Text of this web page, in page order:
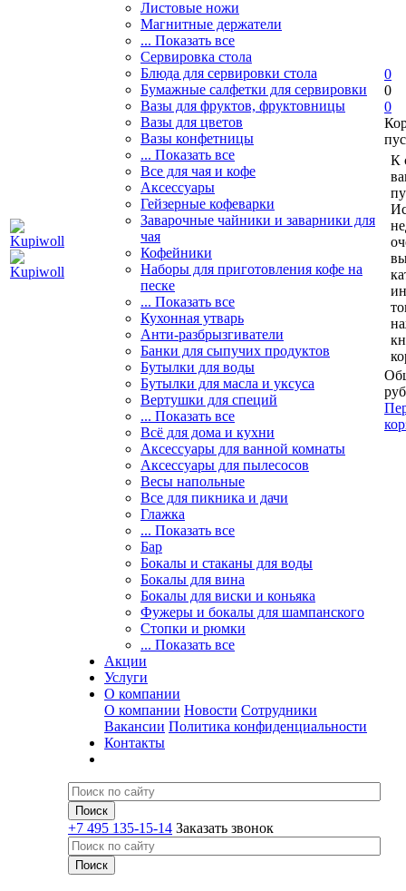
Листовые ножи
Магнитные держатели
... Показать все
Сервировка стола
Блюда для сервировки стола
Бумажные салфетки для сервировки
Вазы для фруктов, фруктовницы
Вазы для цветов
Вазы конфетницы
... Показать все
Все для чая и кофе
Аксессуары
Гейзерные кофеварки
Заварочные чайники и заварники для
чая
Кофейники
Наборы для приготовления кофе на
песке
... Показать все
Кухонная утварь
Анти-разбрызгиватели
Банки для сыпучих продуктов
Бутылки для воды
Бутылки для масла и уксуса
Вертушки для специй
... Показать все
Всё для дома и кухни
Аксессуары для ванной комнаты
Аксессуары для пылесосов
Весы напольные
Все для пикника и дачи
Глажка
... Показать все
Бар
Бокалы и стаканы для воды
Бокалы для вина
Бокалы для виски и коньяка
Фужеры и бокалы для шампанского
Стопки и рюмки
... Показать все
Акции
Услуги
О компании
О компании Новости Сотрудники
Вакансии Политика конфиденциальности
Контакты
+7 495 135-15-14 Заказать звонок
0
0
0
К